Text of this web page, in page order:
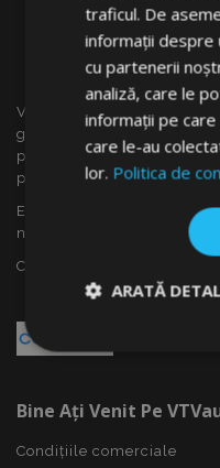
VTVauto este un vânzător
gros al accesoriilor auto
pentru roti, deflectoare
pentru autoturisme,
Ești interesat de
nostru?
Contactează-ne azi!
Bine Ați Venit Pe
Condițiile comerciale
traficul. De
informații despre
cu partenerii
analiză, care le
informații pe
care le-au
lor. Politica de
ARATĂ
necesare